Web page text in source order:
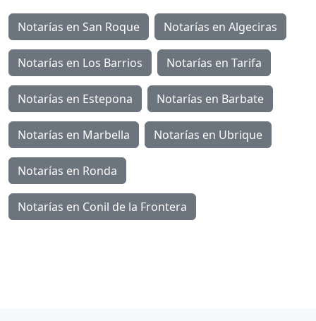
Notarías en San Roque Notarías en Algeciras
Notarías en Los Barrios Notarías en Tarifa
Notarías en Estepona Notarías en Barbate
Notarías en Marbella Notarías en Ubrique
Notarías en Ronda
Notarías en Conil de la Frontera